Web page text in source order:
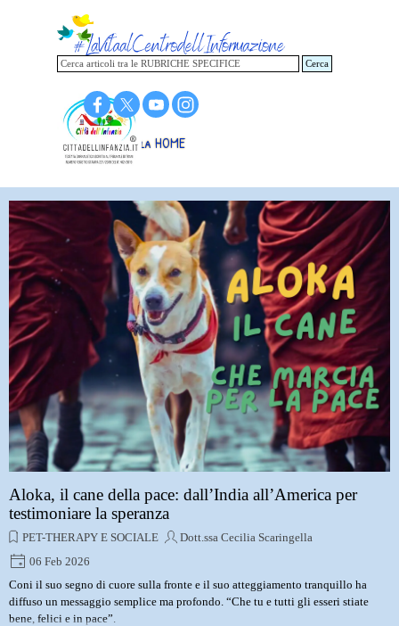
Torna alla HOME
Cerca
Aloka, il cane della pace: dall’India all’America per
testimoniare la speranza
PET-THERAPY E SOCIALE
Dott.ssa Cecilia Scaringella
06 Feb 2026
Coni il suo segno di cuore sulla fronte e il suo atteggiamento tranquillo ha
diffuso un messaggio semplice ma profondo. “Che tu e tutti gli esseri stiate
bene, felici e in pace”.